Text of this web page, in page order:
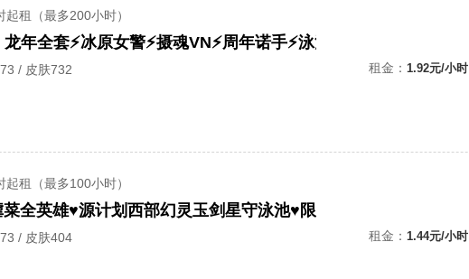
起租（最多200小时）
全套⚡冰原女警⚡摄魂VN⚡周年诺手⚡泳池电玩套
/ 皮肤732 租金： 1.92元/小时
起租（最多100小时）
/ 皮肤404 租金： 1.44元/小时